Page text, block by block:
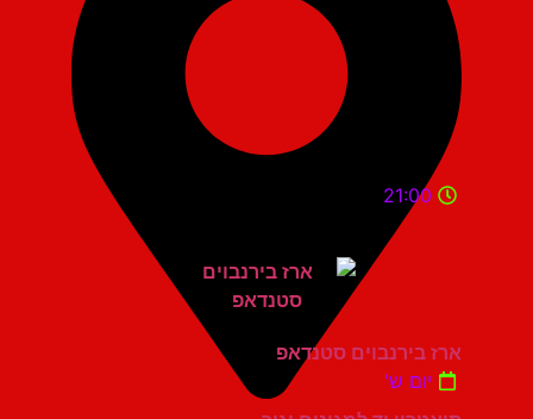
21:00
ארז בירנבוים סטנדאפ
יום ש'